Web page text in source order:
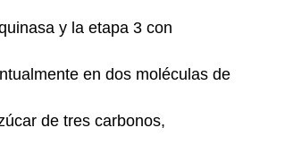
y la etapa 3 con
en dos moléculas de
de tres carbonos,